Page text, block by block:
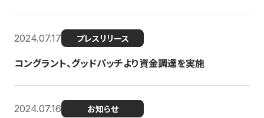
2024.07.17 プレスリリース
コングラント、グッドパッチより資金調達を実施
2024.07.16 お知らせ